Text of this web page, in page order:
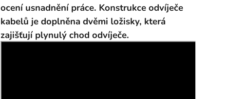
ocení usnadnění práce. Konstrukce odvíječe
kabelů je doplněna dvěmi ložisky, která
zajišťují plynulý chod odvíječe.